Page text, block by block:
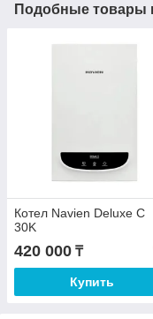
Подобные товары
Котел Navien Deluxe C
30K
420 000 ₸
Купить